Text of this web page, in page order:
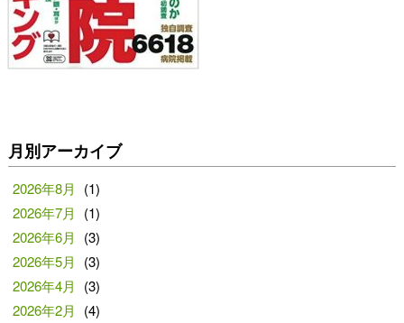
月別アーカイブ
2026年8月
(1)
2026年7月
(1)
2026年6月
(3)
2026年5月
(3)
2026年4月
(3)
2026年2月
(4)